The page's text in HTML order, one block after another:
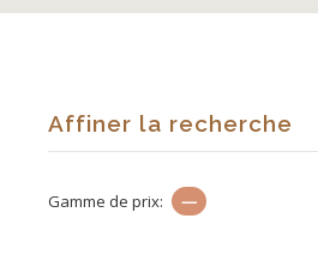
Affiner la recherche
Gamme de prix: —